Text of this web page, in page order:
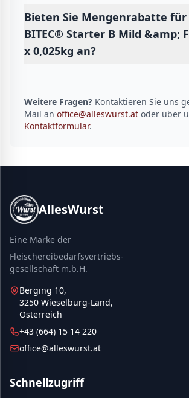
Bieten Sie Mengenrabatte für
BITEC® Starter B Mild &amp;
x 0,025kg an?
Weitere Fragen? Kontaktieren Sie uns
Mail an office@alleswurst.at oder über
Kontaktformular.
AllesWurst
Eine Marke der
Fleischereibedarfsvertriebs-
gesellschaft m.b.H.
Berging 10,
3250 Wieselburg-Land,
Österreich
+43 (664) 15 14 220
office@alleswurst.at
Schnellzugriff